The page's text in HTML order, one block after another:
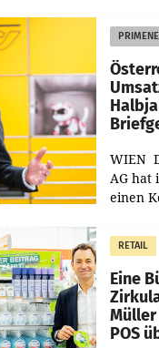
WIEN
AG hat
einen
von 3,8
dem
RETAIL
Eine
POS